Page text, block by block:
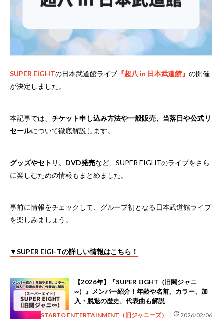
SUPER EIGHTの日本武道館ライブ 『超八 in 日本武道館』 の開催
が決定しました。
本記事では、 チケット申し込み方法や一般販売、当落日や公式リ
セールについて徹底解説します。
グッズやセトリ、DVD発売など、SUPER EIGHTのライブをさら
に楽しむための情報もまとめました。
事前に情報をチェックして、グループ初となる日本武道館ライブ
を楽しみましょう。
▼SUPER EIGHTの詳しい情報はこちら！
【2026年】『SUPER EIGHT（旧関ジャニ
∞）』メンバー紹介！年齢や名前、カラー、加
入・脱退の歴史、代表曲も解説
STARTO ENTERTAINMENT（旧ジャニーズ） update2026/02/06